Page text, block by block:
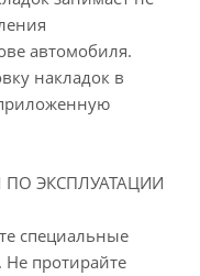
автомобиля.
накладок в
ЭКСПЛУАТАЦИИ
специальные
Не протирайте